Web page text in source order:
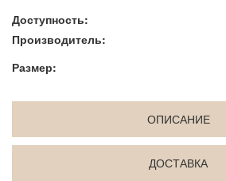
Доступность:
Производитель:
Размер:
ОПИСАНИЕ
ДОСТАВКА